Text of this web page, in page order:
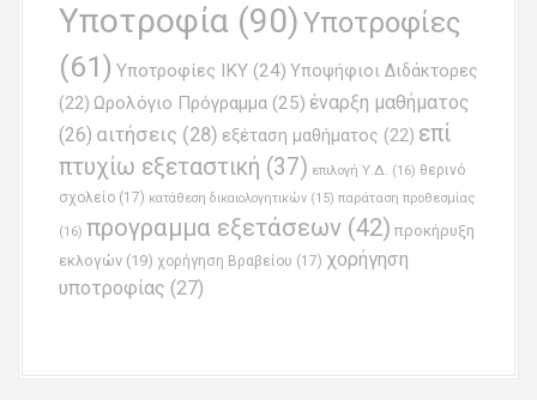
Υποτροφία (90)Υποτροφίες
(61) Υποτροφίες ΙΚΥ (24) Υποψήφιοι Διδάκτορες
(22) Ωρολόγιο Πρόγραμμα (25) έναρξη μαθήματος
(26) αιτήσεις (28) εξέταση μαθήματος (22) επί
πτυχίω εξεταστική (37) επιλογή Υ.Δ. (16) θερινό
σχολείο (17) κατάθεση δικαιολογητικών (15) παράταση προθεσμίας
(16) προγραμμα εξετάσεων (42) προκήρυξη
εκλογών (19) χορήγηση Βραβείου (17) χορήγηση
υποτροφίας (27)